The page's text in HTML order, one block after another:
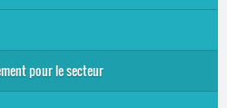
pour le secteur